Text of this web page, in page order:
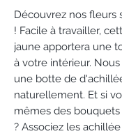
Découvrez nos fleurs
! Facile à travailler,
jaune apportera une
à votre intérieur.
une botte de
naturellement. Et si
mêmes des
? Associez les achillée